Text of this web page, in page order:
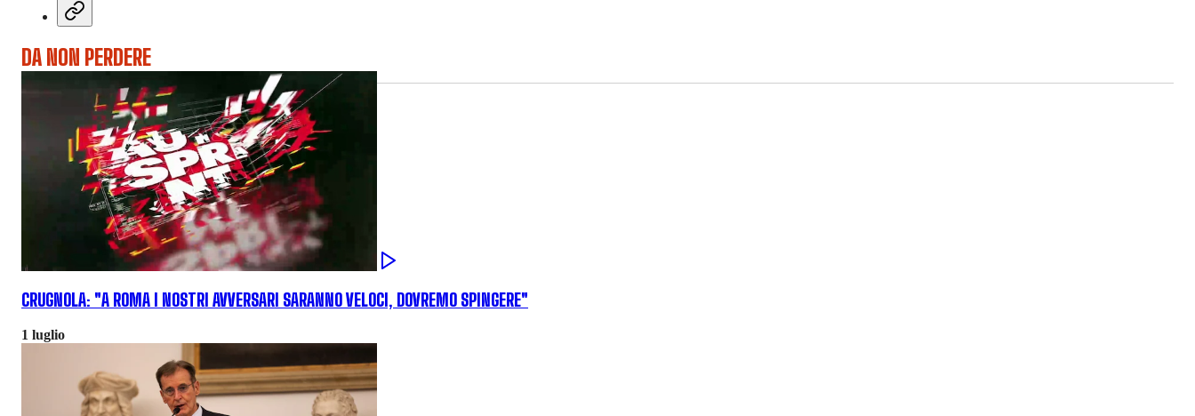
DA NON PERDERE
CRUGNOLA: "A ROMA I NOSTRI AVVERSARI SARANNO VELOCI, DOVREMO SPINGERE"
1 luglio